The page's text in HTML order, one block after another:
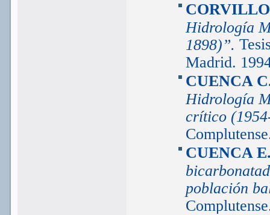
Hidrología
1898)”.
Madrid.
CUENCA
Hidrología
crítico
CUENCA
población